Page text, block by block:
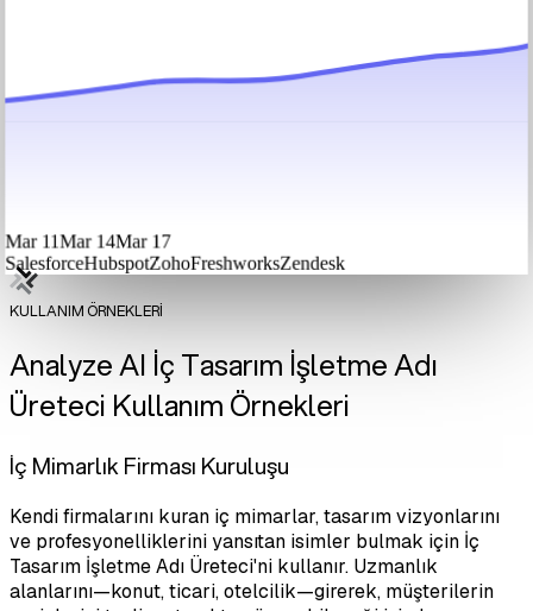
Mar 11Mar 14Mar 17
SalesforceHubspotZohoFreshworksZendesk
KULLANIM ÖRNEKLERİ
Analyze AI İç Tasarım İşletme Adı
Üreteci Kullanım Örnekleri
İç Mimarlık Firması Kuruluşu
Kendi firmalarını kuran iç mimarlar, tasarım vizyonlarını
ve profesyonelliklerini yansıtan isimler bulmak için İç
Tasarım İşletme Adı Üreteci'ni kullanır. Uzmanlık
alanlarını—konut, ticari, otelcilik—girerek, müşterilerin